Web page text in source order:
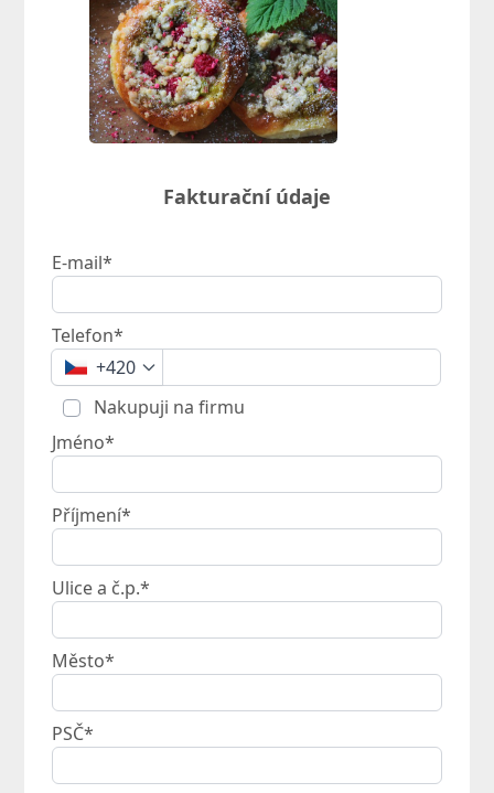
Fakturační údaje
E-mail*
Telefon*
+420
Nakupuji na firmu
Jméno*
Příjmení*
Ulice a č.p.*
Město*
PSČ*